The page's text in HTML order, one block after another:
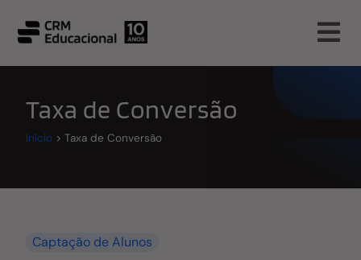
Taxa de Conversão
Início >Taxa de Conversão
Captação de Alunos